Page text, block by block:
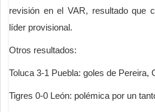
revisión en el VAR, resultado que
líder provisional.
Otros resultados:
Toluca 3-1 Puebla: goles de Pereira,
Tigres 0-0 León: polémica por un